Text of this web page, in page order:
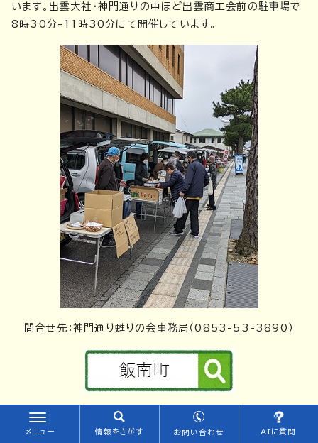
います。出雲大社・神門通りの中ほど出雲商工会前の駐車場で
8時30分-11時30分にて開催しています。
問合せ先：神門通り甦りの会事務局（0853-53-3890）
【産直市 ぼたんの郷】
メニュー 情報をさがす お問い合わせ AIに質問